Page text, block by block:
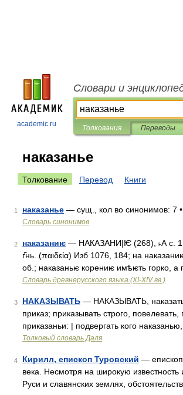
academic.ru
Словари и
Толкования Переводы
наказанье
Толкование Перевод Книги
1 наказанье — сущ., кол во синонимов: 7 •
Словарь синонимов
2 наказаниѥ — НАКАЗАНИ|Ѥ (268), ˫А с. 1.
г҃нь. (παιδεία) Изб 1076, 184; на
об.; наказаньѥ корениѥ имѣѥть горко, а
Словарь древнерусского языка (XI-XIV вв.)
3 НАКАЗЫВАТЬ — НАКАЗЫВАТЬ, наказать
приказ; приказывать строго,
приказаньи: | подвергать кого
Толковый словарь Даля
4 Кирилл, епископ Туровский — епископ
века. Несмотря на широкую
Руси и славянских землях,